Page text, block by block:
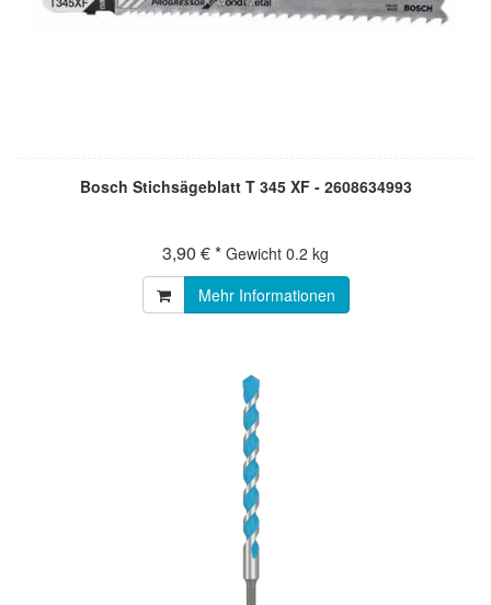
Bosch Stichsägeblatt T 345 XF - 2608634993
3,90 € * Gewicht 0.2 kg
Mehr Informationen